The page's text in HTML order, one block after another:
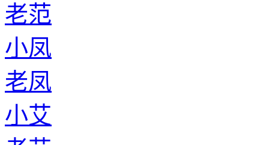
老范
小凤
老凤
小艾